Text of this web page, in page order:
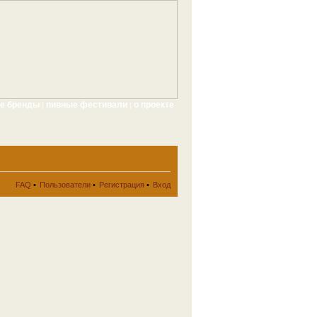
бренды пивные фестивали о проекте
FAQ • Пользователи • Регистрация • Вход